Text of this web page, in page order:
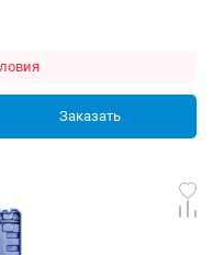
Заказать